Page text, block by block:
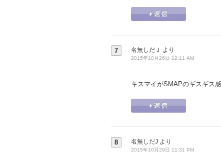
7 名無しだＪ より
2015年10月26日 12:11 AM
キスマイがSMAPのギスギス
8 名無しだJ より
2015年10月29日 11:31 PM